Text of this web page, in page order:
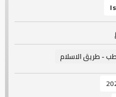
- طريق الاسلام